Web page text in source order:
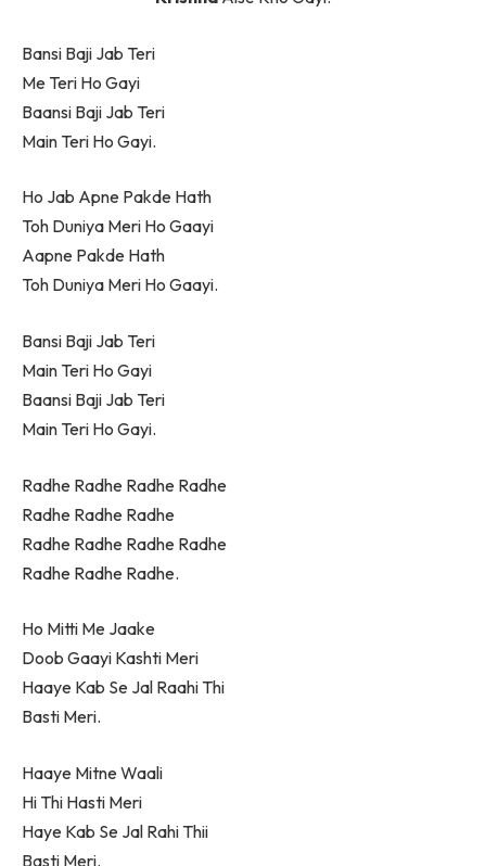
Bansi Baji Jab Teri
Me Teri Ho Gayi
Baansi Baji Jab Teri
Main Teri Ho Gayi.
Ho Jab Apne Pakde Hath
Toh Duniya Meri Ho Gaayi
Aapne Pakde Hath
Toh Duniya Meri Ho Gaayi.
Bansi Baji Jab Teri
Main Teri Ho Gayi
Baansi Baji Jab Teri
Main Teri Ho Gayi.
Radhe Radhe Radhe Radhe
Radhe Radhe Radhe
Radhe Radhe Radhe Radhe
Radhe Radhe Radhe.
Ho Mitti Me Jaake
Doob Gaayi Kashti Meri
Haaye Kab Se Jal Raahi Thi
Basti Meri.
Haaye Mitne Waali
Hi Thi Hasti Meri
Haye Kab Se Jal Rahi Thii
Basti Meri.